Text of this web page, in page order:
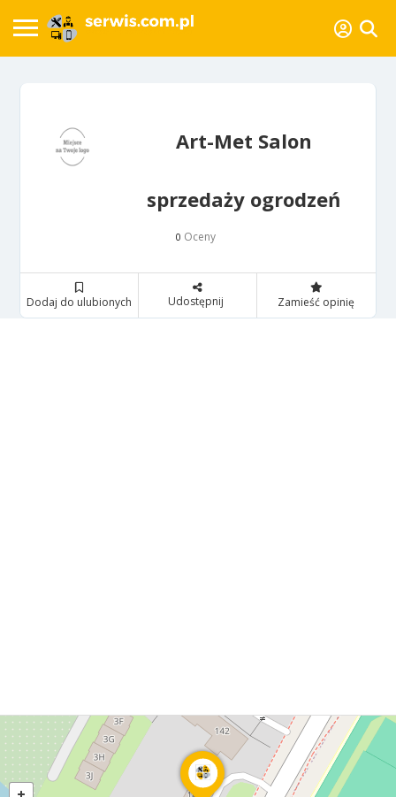
Art-Met Salon
sprzedaży ogrodzeń
0 Oceny
Dodaj do ulubionych Udostępnij Zamieść opinię